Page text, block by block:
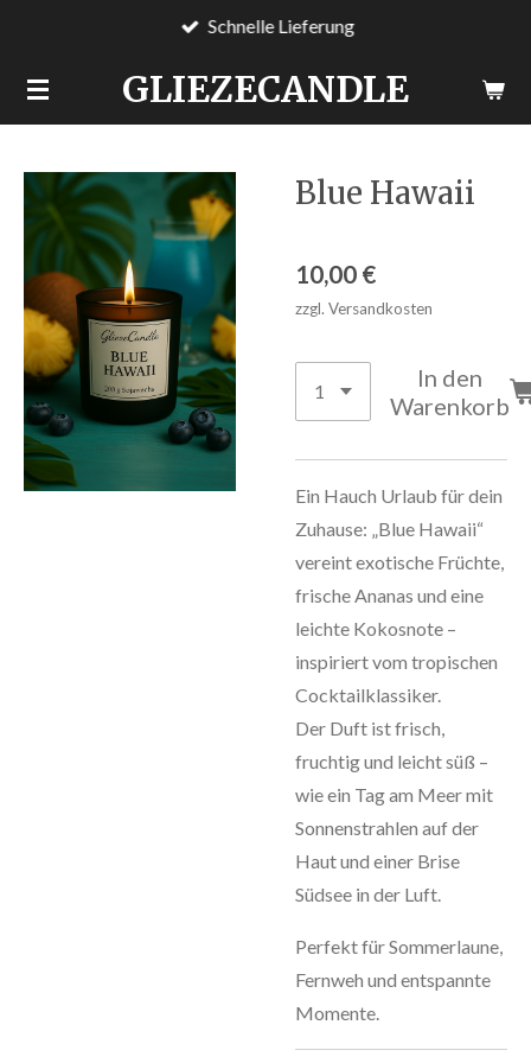
springen
GLIEZECANDLE
Schnelle Lieferung
Blue Hawaii
10,00 €
zzgl. Versandkosten
In den
Warenkorb
Ein Hauch Urlaub für dein
Zuhause: „Blue Hawaii“
vereint exotische Früchte,
frische Ananas und eine
leichte Kokosnote –
inspiriert vom tropischen
Cocktailklassiker.
Der Duft ist frisch,
fruchtig und leicht süß –
wie ein Tag am Meer mit
Sonnenstrahlen auf der
Haut und einer Brise
Südsee in der Luft.
Perfekt für Sommerlaune,
Fernweh und entspannte
Momente.